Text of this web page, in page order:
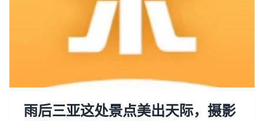
雨后三亚这处景点美出天际，摄影